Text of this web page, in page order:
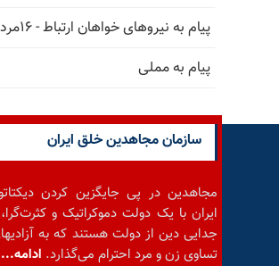
پیام به نیروهای خواهان ارتباط - ۱۶مرداد ۱۴۰۵
پیام به مملی
سازمان مجاهدین خلق ایران
مجاهدین در پی جایگزین کردن
ایران با یک دولت دموکراتیک و
جدایی دین از دولت هستند که به
تساوی زن و مرد احترام می‌گذارد. ادامه...